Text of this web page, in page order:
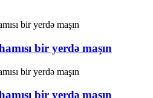
bir yerdə maşın
bir yerdə maşın